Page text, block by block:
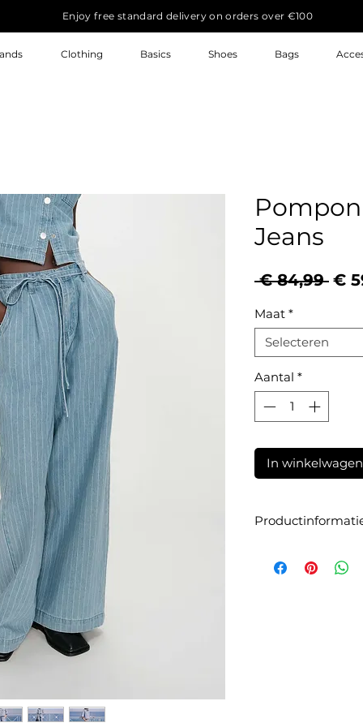
Enjoy free standard delivery on orders over €100
Clothing Basics Shoes Bags
Jeans
€ 84,99 €
Maat *
Selecteren
Aantal *
In winkelwagen
Materiaal:50%